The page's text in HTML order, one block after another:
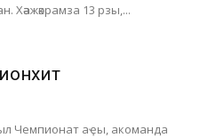
Хәажәкрамза 13 рзы,...
Чемпионат аҿы, акоманда